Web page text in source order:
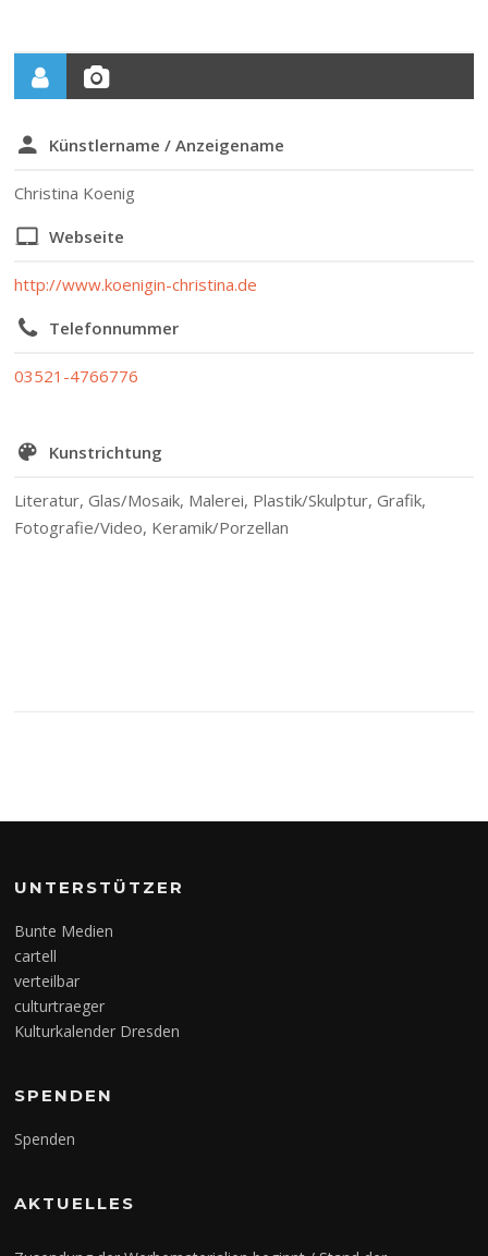
Künstlername / Anzeigename
Christina Koenig
Webseite
http://www.koenigin-christina.de
Telefonnummer
03521-4766776
Kunstrichtung
Literatur, Glas/Mosaik, Malerei, Plastik/Skulptur, Grafik,
Fotografie/Video, Keramik/Porzellan
UNTERSTÜTZER
Bunte Medien
cartell
verteilbar
culturtraeger
Kulturkalender Dresden
SPENDEN
Spenden
AKTUELLES